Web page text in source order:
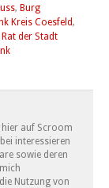
, Burg
Kreis Coesfeld,
Rat der Stadt
hier auf Scroom
interessieren
sowie deren
Nutzung von